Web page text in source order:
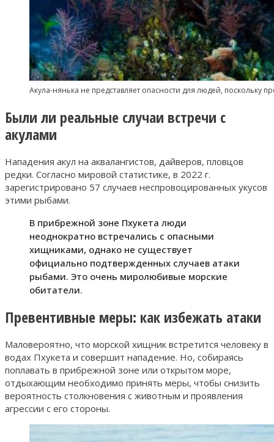
Акула-нянька не представляет опасности для людей, поскольку
Были ли реальные случаи встречи с
акулами
Нападения акул на аквалангистов, дайверов, пловцов
редки. Согласно мировой статистике, в 2022 г.
зарегистрировано 57 случаев неспровоцированных укусов
этими рыбами.
В прибрежной зоне Пхукета люди
неоднократно встречались с опасными
хищниками, однако не существует
официально подтвержденных случаев атаки
рыбами. Это очень миролюбивые морские
обитатели.
Превентивные меры: как избежать атаки
Маловероятно, что морской хищник встретится человеку в
водах Пхукета и совершит нападение. Но, собираясь
поплавать в прибрежной зоне или открытом море,
отдыхающим необходимо принять меры, чтобы снизить
вероятность столкновения с животным и проявления
агрессии с его стороны.